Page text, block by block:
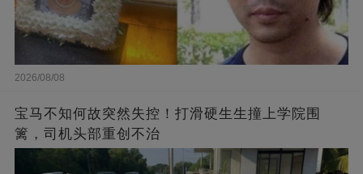
2026/08/08
宝马不知何故突然失控！打滑硬生生撞上学院围
篱，司机头部重创不治